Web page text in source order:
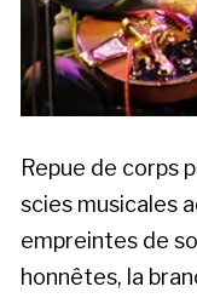
Repue de corps
scies musicales
empreintes de
honnêtes, la